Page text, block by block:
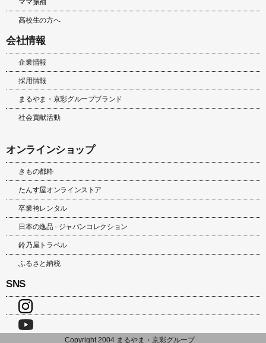
ママ振袖
高校生の方へ
会社情報
企業情報
採用情報
まるやま・京彩グループブランド
社会貢献活動
オンラインショップ
きもの都粋
たんす屋オンラインストア
卒業袴レンタル
日本の逸品 - ジャパンコレクション
鈴乃屋トラベル
ふるさと納税
SNS
Copyright 2004 まるやま・京彩グループ